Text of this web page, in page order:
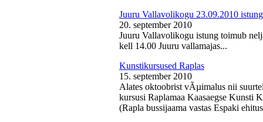
Juuru Vallavolikogu 23.09.2010 istung
20. september 2010
Juuru Vallavolikogu istung toimub
kell 14.00 Juuru vallamajas...
Kunstikursused Raplas
15. september 2010
Alates oktoobrist vÃµimalus nii
kursusi Raplamaa Kaasaegse Kunsti
(Rapla bussijaama vastas Espaki